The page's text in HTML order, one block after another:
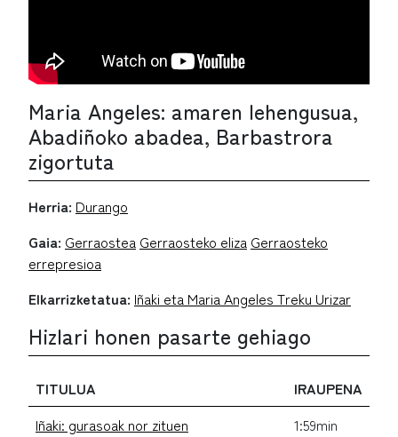
Maria Angeles: amaren lehengusua,
Abadiñoko abadea, Barbastrora
zigortuta
Herria: Durango
Gaia: Gerraostea Gerraosteko eliza Gerraosteko
errepresioa
Elkarrizketatua: Iñaki eta Maria Angeles Treku Urizar
Hizlari honen pasarte gehiago
TITULUA
IRAUPENA
Iñaki: gurasoak nor zituen
1:59min